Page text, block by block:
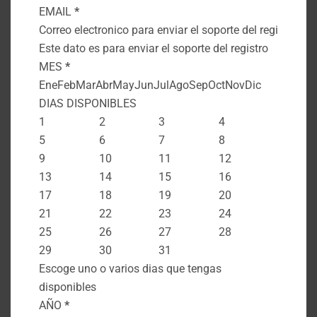
¿Que hacer en el
Quindío?
junio 3, 2024 poradmin
de Proyectos Grupo C&M .CO S.A.S
para TurismoEje Descubre el Encanto del
Quindío: Guía de Actividades Imperdibles El
Quindío, situado en el corazón del Eje Cafetero
de Colombia, es un destino que combina la
belleza natural con una rica cultura cafetera.
Desde pintorescos …Leer más
EMAIL *
Este dato es para enviar el soporte del registro
MES *
EneFebMarAbrMayJunJulAgoSepOctNovDic
DIAS DISPONIBLES
1
2 3
4
5
6 7
8
9
10 11
12
13
14 15
16
17
18 19
20
21
22 23
24
25
26 27
28
29
30
31
Escoge uno o varios dias que tengas
disponibles
AÑO *